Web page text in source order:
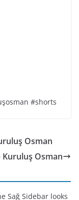
#shorts
Osman
Osman
Sağ Sidebar looks